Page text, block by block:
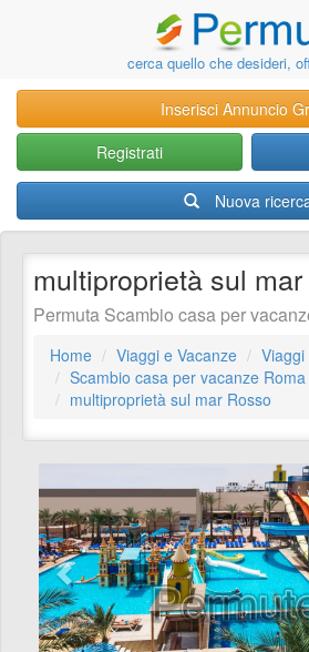
cerca quello che desideri,
Inserisci Annuncio
Registrati
Nuova
multiproprietà sul
Permuta Scambio casa per
Home Viaggi e Vacanze
Scambio casa per vacanze Roma
multiproprietà sul mar Rosso